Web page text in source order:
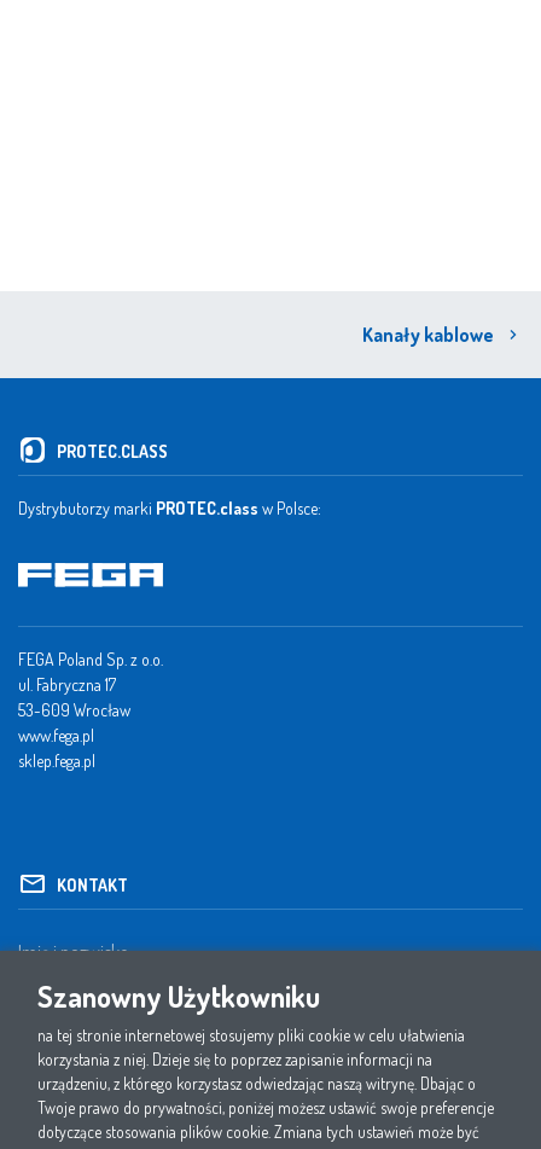
Kanały kablowe
PROTEC.CLASS
Dystrybutorzy marki PROTEC.class w Polsce:
FEGA Poland Sp. z o.o.
ul. Fabryczna 17
53-609 Wrocław
www.fega.pl
sklep.fega.pl
KONTAKT
Szanowny Użytkowniku
na tej stronie internetowej stosujemy pliki cookie w celu ułatwienia
korzystania z niej. Dzieje się to poprzez zapisanie informacji na
urządzeniu, z którego korzystasz odwiedzając naszą witrynę. Dbając o
Twoje prawo do prywatności, poniżej możesz ustawić swoje preferencje
dotyczące stosowania plików cookie. Zmiana tych ustawień może być